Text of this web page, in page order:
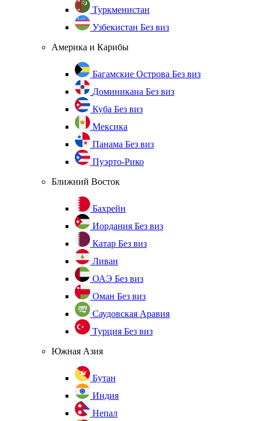
Туркменистан
Узбекистан Без виз
Америка и Карибы
Багамские Острова Без виз
Доминикана Без виз
Куба Без виз
Мексика
Панама Без виз
Пуэрто-Рико
Ближний Восток
Бахрейн
Иордания Без виз
Катар Без виз
Ливан
ОАЭ Без виз
Оман Без виз
Саудовская Аравия
Турция Без виз
Южная Азия
Бутан
Индия
Непал